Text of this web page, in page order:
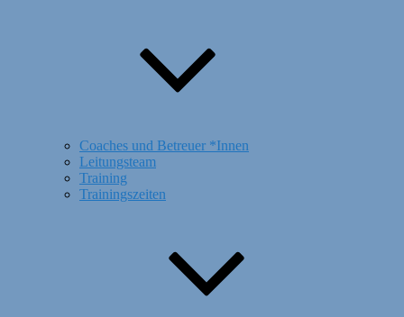
Coaches und Betreuer *Innen
Leitungsteam
Training
Trainingszeiten